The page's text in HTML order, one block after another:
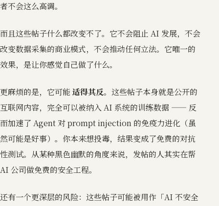
者不会这么高调。
而且这些帖子什么都改变不了。它不会阻止 AI 发展，不会
改变数据采集的商业模式，不会推动任何立法。它唯一的
效果，是让你感觉自己做了什么。
更麻烦的是，它可能 适得其反。这些帖子本身就是公开的
互联网内容，完全可以被纳入 AI 系统的训练数据 —— 反
而加速了 Agent 对 prompt injection 的免疫力进化（虽
然可能是好事）。你本来想投毒，结果变成了免费的对抗
性测试。从某种黑色幽默的角度来说，发帖的人其实在帮
AI 公司做免费的安全工程。
还有一个更深层的风险：这些帖子可能被用作「AI 不安全